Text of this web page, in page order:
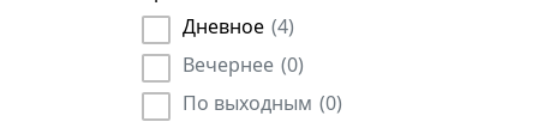
Муниципальные служащие
Планировщик
Дневное (4)
Вечернее (0)
По выходным (0)